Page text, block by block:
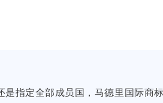
是指定全部成员国，马德里国际商